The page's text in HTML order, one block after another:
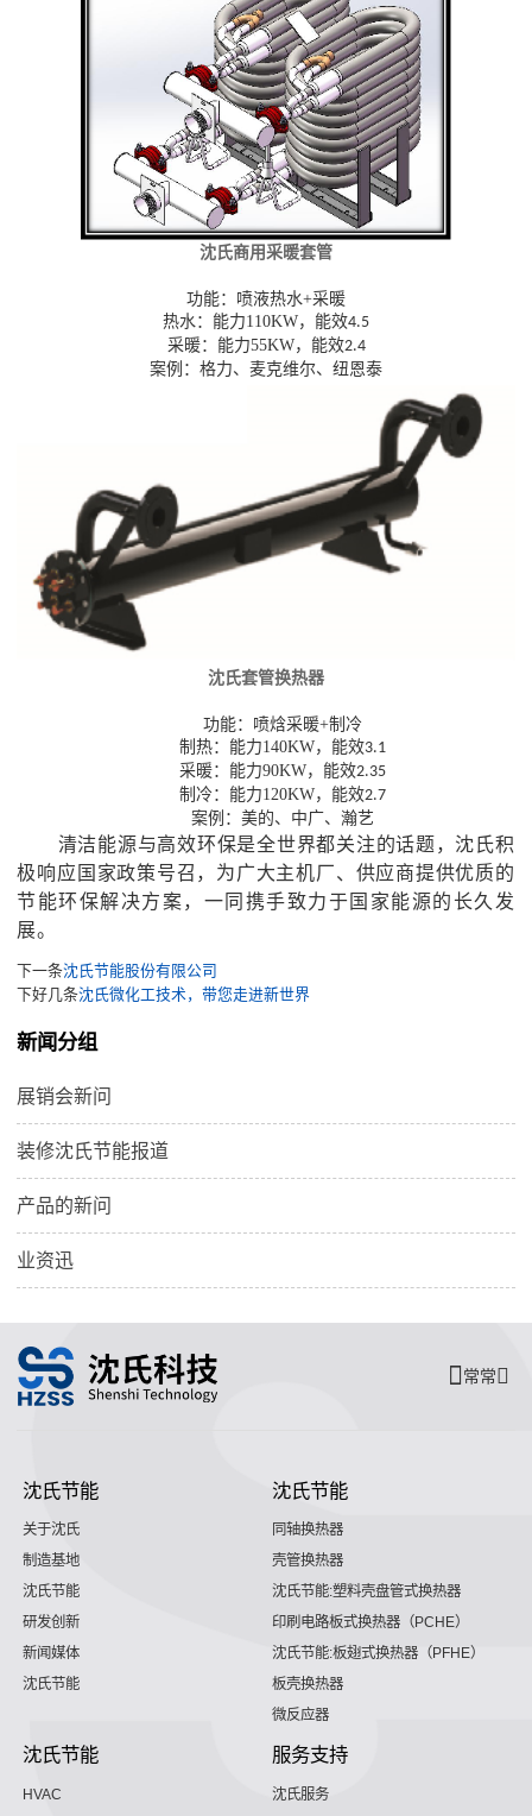
沈氏商用采暖套管
功能：喷液热水+采暖
热水：能力110KW，能效4.5
采暖：能力55KW，能效2.4
案例：格力、麦克维尔、纽恩泰
沈氏套管换热器
功能：喷焓采暖+制冷
制热：能力140KW，能效3.1
采暖：能力90KW，能效2.35
制冷：能力120KW，能效2.7
案例：美的、中广、瀚艺
清洁能源与高效环保是全世界都关注的话题，沈氏积
极响应国家政策号召，为广大主机厂、供应商提供优质的
节能环保解决方案，一同携手致力于国家能源的长久发
展。
下一条沈氏节能股份有限公司
下好几条沈氏微化工技术，带您走进新世界
新闻分组
展销会新问
装修沈氏节能报道
产品的新问
业资迅
常常
沈氏节能
关于沈氏
制造基地
沈氏节能
研发创新
新闻媒体
沈氏节能
沈氏节能
同轴换热器
壳管换热器
沈氏节能:塑料壳盘管式换热器
印刷电路板式换热器（PCHE）
沈氏节能:板翅式换热器（PFHE）
板壳换热器
微反应器
沈氏节能
HVAC
服务支持
沈氏服务